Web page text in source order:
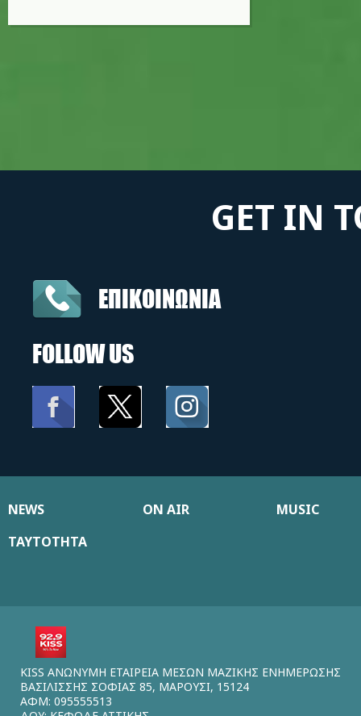
GET IN
ΕΠΙΚΟΙΝΩΝΙΑ
FOLLOW US
NEWS ON AIR
MUSIC
ΤΑΥΤΟΤΗΤΑ
KISS ΑΝΩΝΥΜΗ ΕΤΑΙΡΕΙΑ ΜΕΣΩΝ ΜΑΖΙΚΗΣ ΕΝΗΜΕΡΩΣΗΣ
ΒΑΣΙΛΙΣΣΗΣ ΣΟΦΙΑΣ 85, ΜΑΡΟΥΣΙ, 15124
ΑΦΜ: 095555513